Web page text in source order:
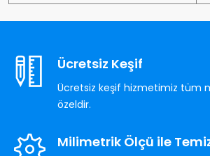
Ücretsiz Keşif
Ücretsiz keşif hizmetimiz tüm
özeldir.
Milimetrik Ölçü ile